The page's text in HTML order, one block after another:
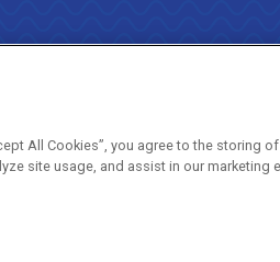
All Cookies”, you agree to the storing
site usage, and assist in our marketing